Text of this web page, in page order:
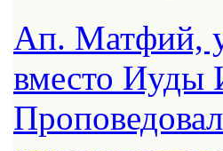
Ап. Матфий,
вместо Иуды